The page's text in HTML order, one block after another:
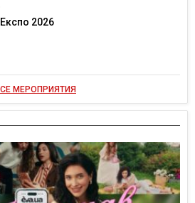
2026
МЕРОПРИЯТИЯ